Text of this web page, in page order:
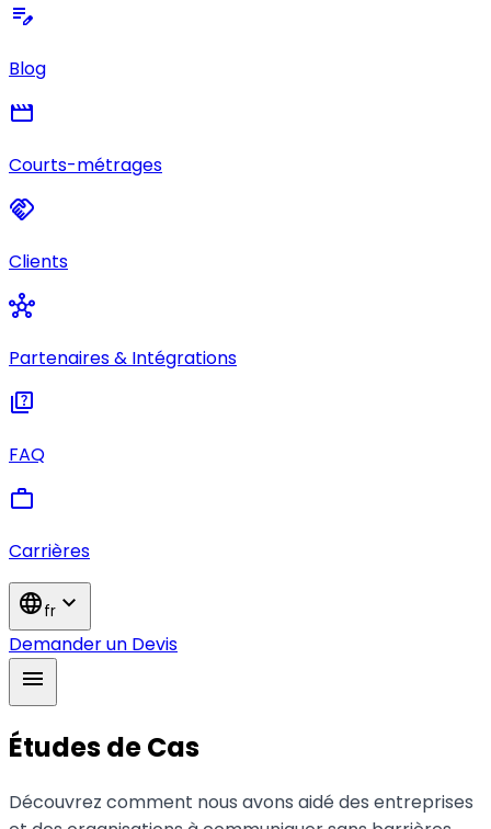
edit_note
Blog
movie
Courts-métrages
handshake
Clients
hub
Partenaires & Intégrations
quiz
FAQ
work
Carrières
languagefr expand_more
Demander un Devis
menu
Études de Cas
Découvrez comment nous avons aidé des entreprises